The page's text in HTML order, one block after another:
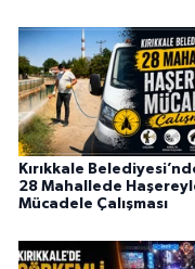
Kırıkkale
28 Mahallede
Mücadele Çalışması